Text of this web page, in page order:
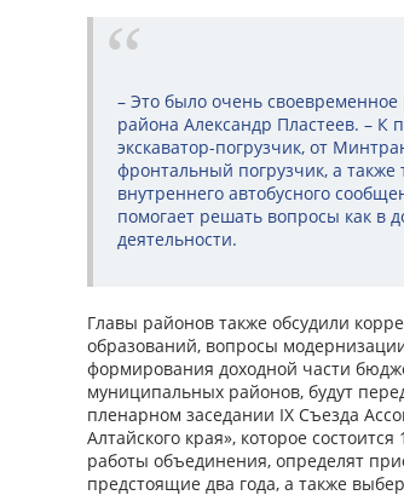
– Это было очень своевременное
района Александр Пластеев. –
экскаватор-погрузчик, от
фронтальный погрузчик, а
внутреннего автобусного
помогает решать вопросы как в
деятельности.
Главы районов также обсудили
образований, вопросы
формирования доходной части
муниципальных районов, будут
пленарном заседании IX Съезда
Алтайского края», которое
работы объединения, определят
предстоящие два года, а также